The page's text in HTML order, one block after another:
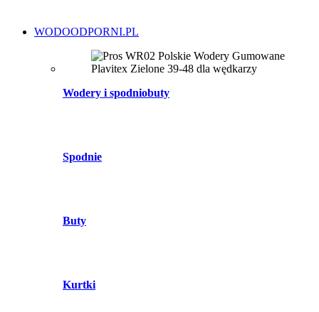
WODOODPORNI.PL
Wodery i spodniobuty
Spodnie
Buty
Kurtki